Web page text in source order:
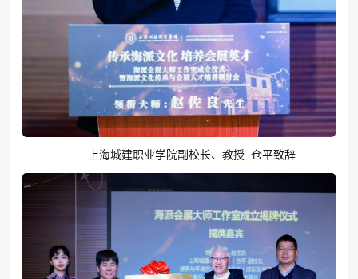
上海城建职业学院副校长、教授 仓平致辞